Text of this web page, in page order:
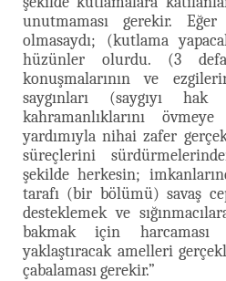
unutmaması gerekir. Eğer
olmasaydı; (kutlama
hüzünler olurdu. (3
konuşmalarının ve
saygınları (saygıyı
kahramanlıklarını
yardımıyla nihai zafer
süreçlerini
şekilde herkesin;
tarafı (bir bölümü) savaş
desteklemek ve
bakmak için harcaması
yaklaştıracak amelleri
çabalaması gerekir.”